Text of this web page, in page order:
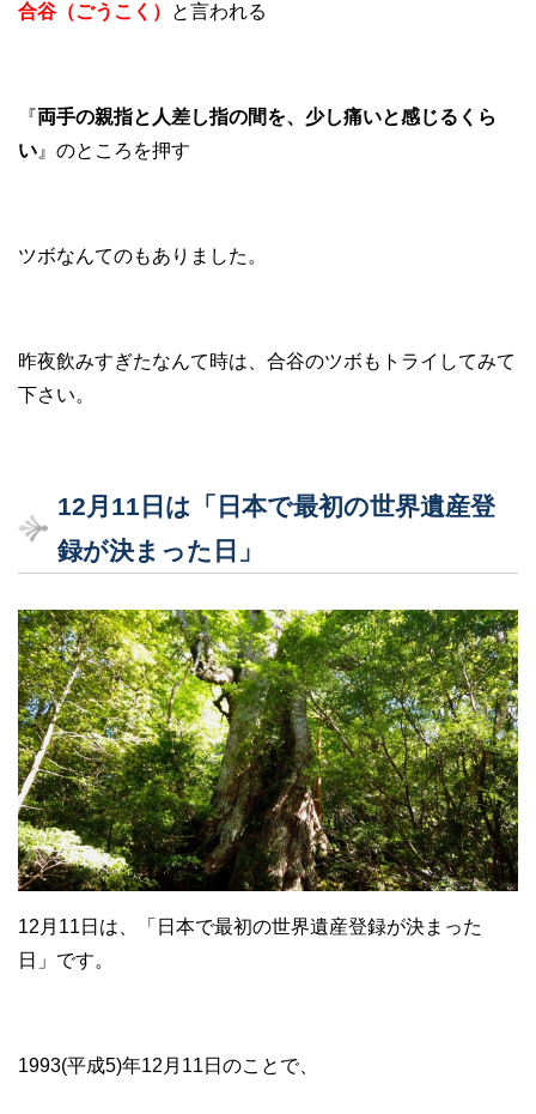
合谷（ごうこく） と言われる
『両手の親指と人差し指の間を、少し痛いと感じるくら
い 』のところを押す
ツボなんてのもありました。
昨夜飲みすぎたなんて時は、合谷のツボもトライしてみて
下さい。
12月11日は「日本で最初の世界遺産登
録が決まった日」
12月11日は、「日本で最初の世界遺産登録が決まった
日」です。
1993(平成5)年12月11日のことで、